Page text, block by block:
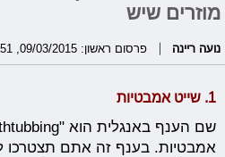
מוזרים שיש
נועה ריינה פרסום ראשון: 09/03/2015, 15:51
1. שייט אמבטיות
אמבטיות. בענף זה אתם תצטרכו